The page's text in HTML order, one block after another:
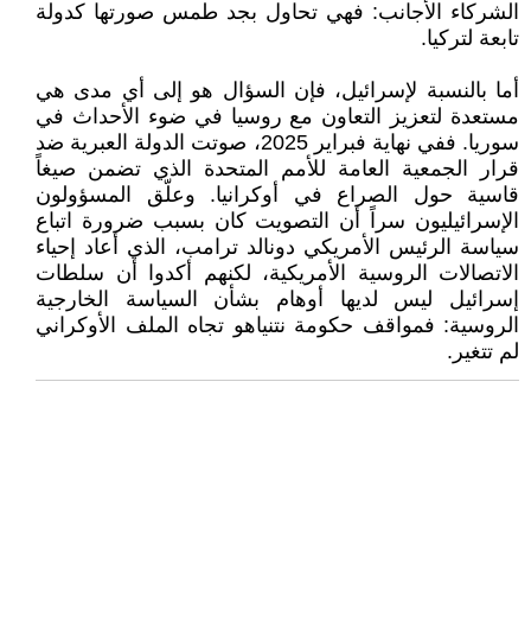
الشركاء الأجانب: فهي تحاول بجد طمس صورتها كدولة
تابعة لتركيا.
أما بالنسبة لإسرائيل، فإن السؤال هو إلى أي مدى هي
مستعدة لتعزيز التعاون مع روسيا في ضوء الأحداث في
سوريا. ففي نهاية فبراير 2025، صوتت الدولة العبرية ضد
قرار الجمعية العامة للأمم المتحدة الذي تضمن صيغاً
قاسية حول الصراع في أوكرانيا. وعلّق المسؤولون
الإسرائيليون سراً أن التصويت كان بسبب ضرورة اتباع
سياسة الرئيس الأمريكي دونالد ترامب، الذي أعاد إحياء
الاتصالات الروسية الأمريكية، لكنهم أكدوا أن سلطات
إسرائيل ليس لديها أوهام بشأن السياسة الخارجية
الروسية: فمواقف حكومة نتنياهو تجاه الملف الأوكراني
لم تتغير.